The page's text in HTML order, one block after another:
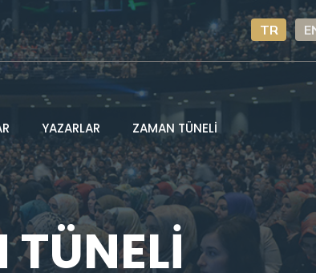
TR
YAZARLAR ZAMAN TÜNELİ